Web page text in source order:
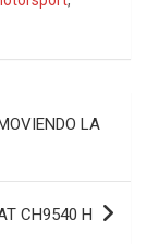
LA
CH9540 H